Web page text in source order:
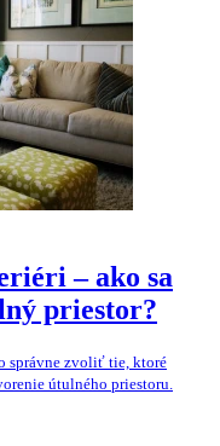
– ako sa
priestor?
správne zvoliť tie, ktoré
útulného priestoru.